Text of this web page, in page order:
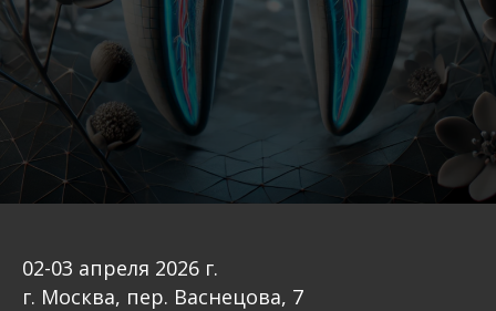
02-03 апреля 2026 г.
г. Москва, пер. Васнецова, 7